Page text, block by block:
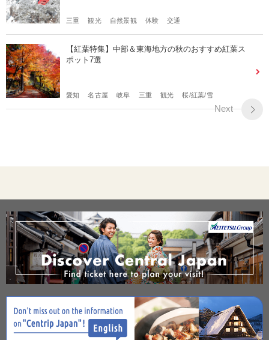
三重 観光 自然景観 体験 交通
【紅葉特集】中部＆東海地方の秋のおすすめ紅葉ス
ポット7選
愛知 名古屋 岐阜 三重 観光 桜/紅葉/雪
Next